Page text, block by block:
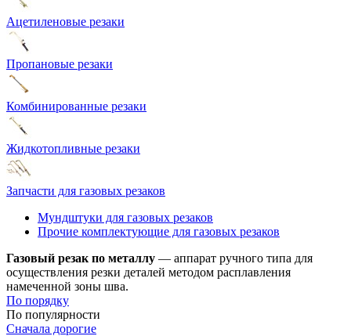
Ацетиленовые резаки
Пропановые резаки
Комбинированные резаки
Жидкотопливные резаки
Запчасти для газовых резаков
Мундштуки для газовых резаков
Прочие комплектующие для газовых резаков
Газовый резак по металлу — аппарат ручного типа для
осуществления резки деталей методом расплавления
намеченной зоны шва.
По порядку
По популярности
Сначала дорогие